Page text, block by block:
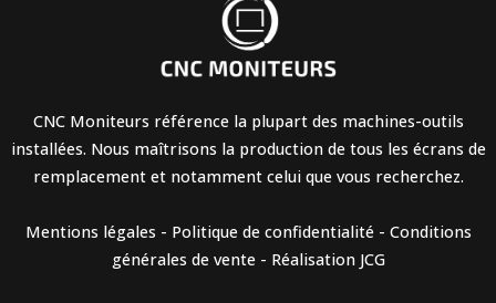
CNC Moniteurs référence la plupart des machines-outils
installées. Nous maîtrisons la production de tous les écrans de
remplacement et notamment celui que vous recherchez.
Mentions légales - Politique de confidentialité- Conditions
générales de vente- Réalisation JCG